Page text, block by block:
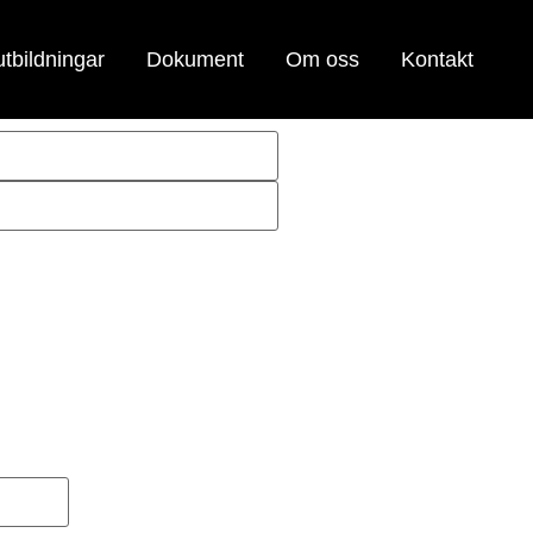
Dokument Om oss Kontakt